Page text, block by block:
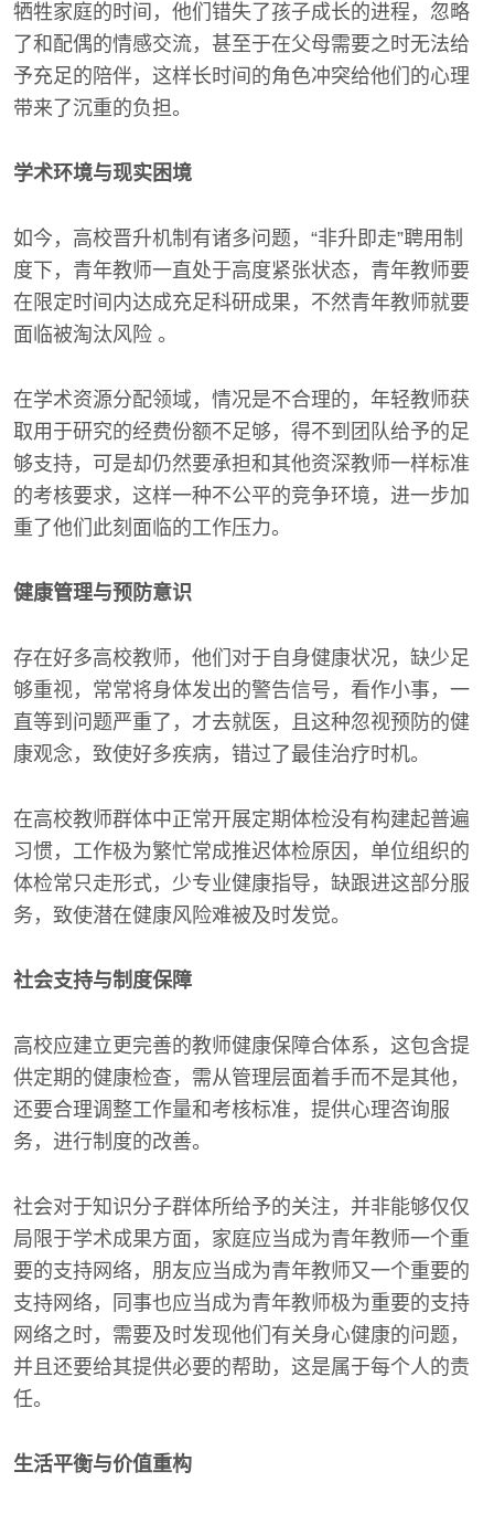
牺牲家庭的时间，他们错失了孩子成长的进程，忽略
了和配偶的情感交流，甚至于在父母需要之时无法给
予充足的陪伴，这样长时间的角色冲突给他们的心理
带来了沉重的负担。
学术环境与现实困境
如今，高校晋升机制有诸多问题，“非升即走”聘用制
度下，青年教师一直处于高度紧张状态，青年教师要
在限定时间内达成充足科研成果，不然青年教师就要
面临被淘汰风险 。
在学术资源分配领域，情况是不合理的，年轻教师获
取用于研究的经费份额不足够，得不到团队给予的足
够支持，可是却仍然要承担和其他资深教师一样标准
的考核要求，这样一种不公平的竞争环境，进一步加
重了他们此刻面临的工作压力。
健康管理与预防意识
存在好多高校教师，他们对于自身健康状况，缺少足
够重视，常常将身体发出的警告信号，看作小事，一
直等到问题严重了，才去就医，且这种忽视预防的健
康观念，致使好多疾病，错过了最佳治疗时机。
在高校教师群体中正常开展定期体检没有构建起普遍
习惯，工作极为繁忙常成推迟体检原因，单位组织的
体检常只走形式，少专业健康指导，缺跟进这部分服
务，致使潜在健康风险难被及时发觉。
社会支持与制度保障
高校应建立更完善的教师健康保障合体系，这包含提
供定期的健康检查，需从管理层面着手而不是其他，
还要合理调整工作量和考核标准，提供心理咨询服
务，进行制度的改善。
社会对于知识分子群体所给予的关注，并非能够仅仅
局限于学术成果方面，家庭应当成为青年教师一个重
要的支持网络，朋友应当成为青年教师又一个重要的
支持网络，同事也应当成为青年教师极为重要的支持
网络之时，需要及时发现他们有关身心健康的问题，
并且还要给其提供必要的帮助，这是属于每个人的责
任。
生活平衡与价值重构